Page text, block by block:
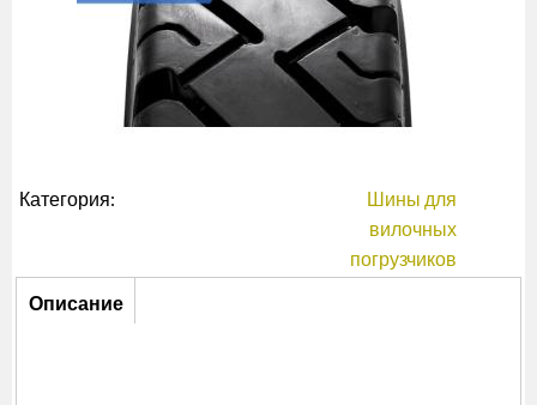
Категория:
Шины для
вилочных
погрузчиков
Описание
Описание